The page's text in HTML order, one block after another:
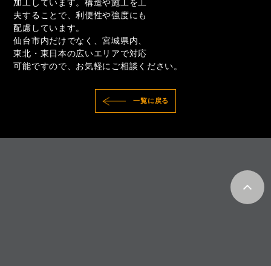
加工しています。構造や施工を工
夫することで、利便性や強度にも
配慮しています。
仙台市内だけでなく、宮城県内、
東北・東日本の広いエリアで対応
可能ですので、お気軽にご相談ください。
一覧に戻る